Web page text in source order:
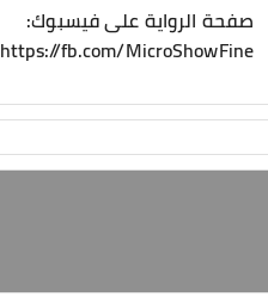
صفحة الرواية على فيسبوك:
https://fb.com/MicroShowFine